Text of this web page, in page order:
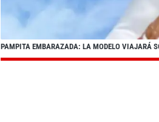
PAMPITA EMBARAZADA: LA MODELO VIAJARÁ